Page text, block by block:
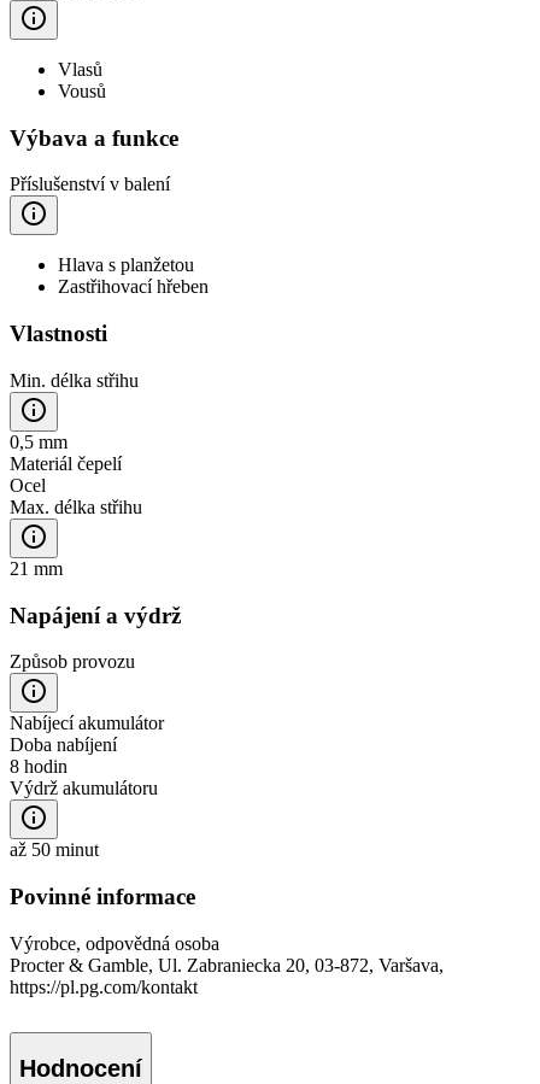
Vlasů
Vousů
Výbava a funkce
Příslušenství v balení
Hlava s planžetou
Zastřihovací hřeben
Vlastnosti
Min. délka střihu
0,5 mm
Materiál čepelí
Ocel
Max. délka střihu
21 mm
Napájení a výdrž
Způsob provozu
Nabíjecí akumulátor
Doba nabíjení
8 hodin
Výdrž akumulátoru
až 50 minut
Povinné informace
Výrobce, odpovědná osoba
Procter & Gamble, Ul. Zabraniecka 20, 03-872, Varšava,
https://pl.pg.com/kontakt
Hodnocení